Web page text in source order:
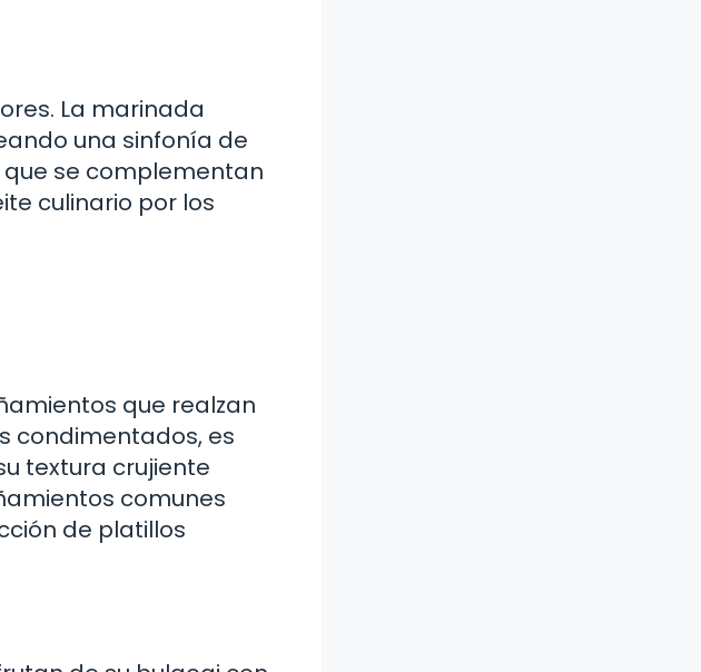
La marinada
una sinfonía de
se complementan
culinario por los
que realzan
condimentados, es
textura crujiente
comunes
de platillos